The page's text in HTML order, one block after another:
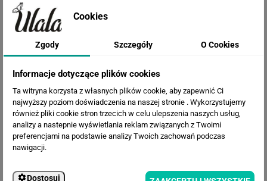
Fototapeta Abstrakcyjna sztuka
Cookies
Zgody Szczegóły O Cookies
Informacje dotyczące plików cookies
Ta witryna korzysta z własnych plików cookie, aby zapewnić Ci
najwyższy poziom doświadczenia na naszej stronie . Wykorzystujemy
również pliki cookie stron trzecich w celu ulepszenia naszych usług,
analizy a nastepnie wyświetlania reklam związanych z Twoimi
preferencjami na podstawie analizy Twoich zachowań podczas
nawigacji.
Dostosuj